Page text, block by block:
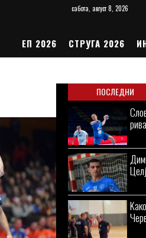
сабота, август 8, 2026
ЕП 2026 СТРУГА 2026
ПОСЛЕДНИ